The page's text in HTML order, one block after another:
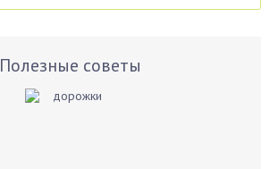
Полезные советы